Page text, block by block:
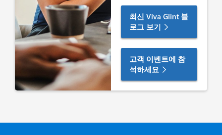
최신 Viva Glint 블
로그 보기
고객 이벤트에 참
석하세요